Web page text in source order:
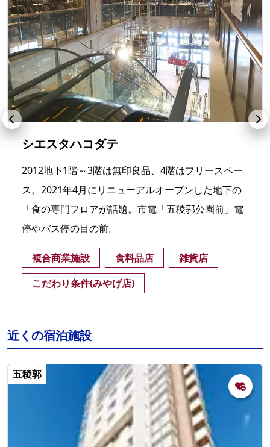
シエスタハコダテ
2012地下1階～3階は無印良品、4階はフリースペー
ス。2021年4月にリニューアルオープンした地下の
「食の専門フロアが話題。市電「五稜郭公園前」電
停やバス停の目の前。
複合商業施設 食料品店
雑貨店
こだわり条件(みやげ店)
近くの宿泊施設
五稜郭